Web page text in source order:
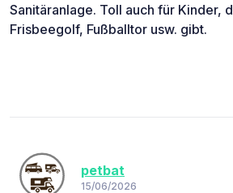
Sanitäranlage. Toll auch für Kinder,
Frisbeegolf, Fußballtor usw. gibt.
petbat
15/06/2026